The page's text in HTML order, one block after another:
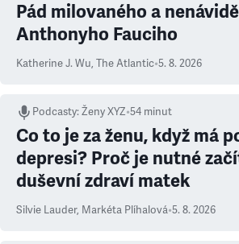
Pád milovaného a
Anthonyho Fauciho
Katherine J. Wu, The Atlantic•5. 8. 2026
Podcasty:Ženy XYZ•54 minut
Co to je za ženu, když má
depresi? Proč je nutné
duševní zdraví matek
Silvie Lauder, Markéta Plíhalová•5. 8. 2026